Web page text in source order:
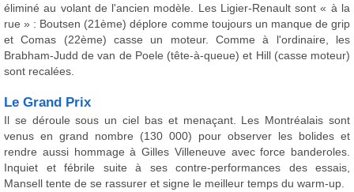
éliminé au volant de l'ancien modèle. Les Ligier-Renault sont « à la
rue » : Boutsen (21ème) déplore comme toujours un manque de grip
et Comas (22ème) casse un moteur. Comme à l'ordinaire, les
Brabham-Judd de van de Poele (tête-à-queue) et Hill (casse moteur)
sont recalées.
Le Grand Prix
Il se déroule sous un ciel bas et menaçant. Les Montréalais sont
venus en grand nombre (130 000) pour observer les bolides et
rendre aussi hommage à Gilles Villeneuve avec force banderoles.
Inquiet et fébrile suite à ses contre-performances des essais,
Mansell tente de se rassurer et signe le meilleur temps du warm-up.